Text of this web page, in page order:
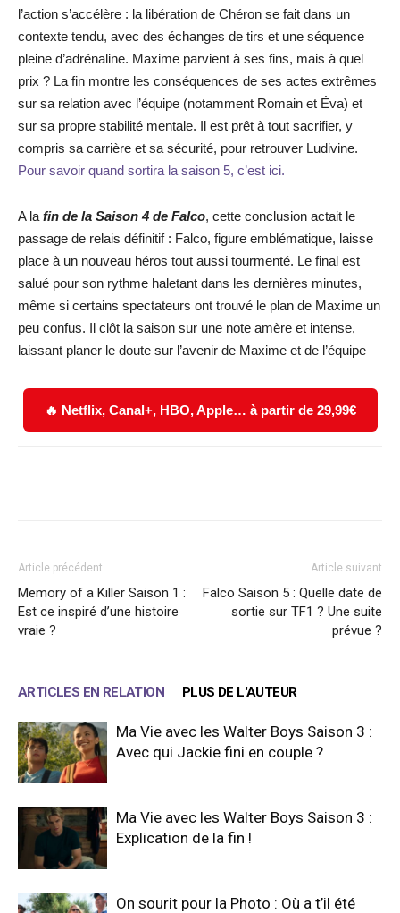
l’action s’accélère : la libération de Chéron se fait dans un
contexte tendu, avec des échanges de tirs et une séquence
pleine d’adrénaline. Maxime parvient à ses fins, mais à quel
prix ? La fin montre les conséquences de ses actes extrêmes
sur sa relation avec l’équipe (notamment Romain et Éva) et
sur sa propre stabilité mentale. Il est prêt à tout sacrifier, y
compris sa carrière et sa sécurité, pour retrouver Ludivine.
Pour savoir quand sortira la saison 5, c’est ici.
A la fin de la Saison 4 de Falco, cette conclusion actait le
passage de relais définitif : Falco, figure emblématique, laisse
place à un nouveau héros tout aussi tourmenté. Le final est
salué pour son rythme haletant dans les dernières minutes,
même si certains spectateurs ont trouvé le plan de Maxime un
peu confus. Il clôt la saison sur une note amère et intense,
laissant planer le doute sur l’avenir de Maxime et de l’équipe
🔥 Netflix, Canal+, HBO, Apple… à partir de 29,99€
Article précédent
Memory of a Killer Saison 1 :
Est ce inspiré d’une histoire
vraie ?
Article suivant
Falco Saison 5 : Quelle date de
sortie sur TF1 ? Une suite
prévue ?
ARTICLES EN RELATION PLUS DE L'AUTEUR
Ma Vie avec les Walter Boys Saison 3 :
Avec qui Jackie fini en couple ?
Ma Vie avec les Walter Boys Saison 3 :
Explication de la fin !
On sourit pour la Photo : Où a t’il été